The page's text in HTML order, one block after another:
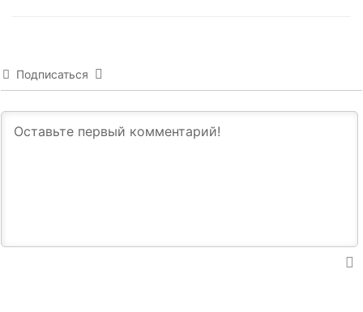
Подписаться